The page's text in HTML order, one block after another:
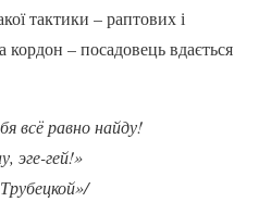
тактики – раптових і
– посадовець вдається
всё равно найду!
эге-гей!»